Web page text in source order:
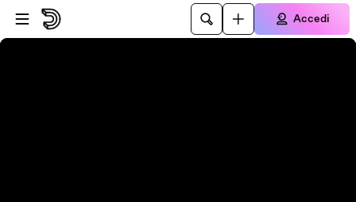
Vai al lettore
Passa al contenuto principale
Accedi